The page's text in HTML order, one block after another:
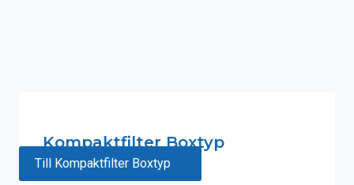
Kompaktfilter Boxtyp
Till Kompaktfilter Boxtyp